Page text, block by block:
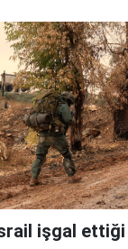
işgal ettiği